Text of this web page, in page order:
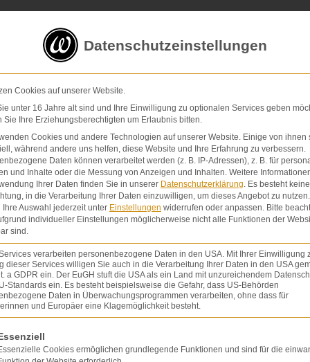
E-Mail
& Schadensersatz
Seite
Datenschutzeinstellungen
Cookies auf unserer Website.
unter 16 Jahre alt sind und Ihre Einwilligung zu optionalen Services geben
Sie Ihre Erziehungsberechtigten um Erlaubnis bitten.
Cookies und andere Technologien auf unserer Website. Einige von ihnen
während andere uns helfen, diese Website und Ihre Erfahrung zu verbessern.
Daten können verarbeitet werden (z. B. IP-Adressen), z. B. für
und Inhalte oder die Messung von Anzeigen und Inhalten. Weitere
Ihrer Daten finden Sie in unserer Datenschutzerklärung. Es besteht keine
in die Verarbeitung Ihrer Daten einzuwilligen, um dieses Angebot zu nutzen.
Ihre Auswahl jederzeit unter Einstellungen widerrufen oder anpassen. Bitte
individueller Einstellungen möglicherweise nicht alle Funktionen der
sind.
verarbeiten personenbezogene Daten in den USA. Mit Ihrer Einwilligung
dieser Services willigen Sie auch in die Verarbeitung Ihrer Daten in den USA
a GDPR ein. Der EuGH stuft die USA als ein Land mit unzureichendem
Standards ein. Es besteht beispielsweise die Gefahr, dass US-Behörden
Daten in Überwachungsprogrammen verarbeiten, ohne dass für
und Europäer eine Klagemöglichkeit besteht.
eine Liste der Service-Gruppen, für die eine
Cookies ermöglichen grundlegende Funktionen und sind für die